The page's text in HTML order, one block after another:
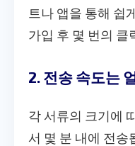
트나 앱을 통해 쉽
가입 후 몇 번의 클
2. 전송 속도는
각 서류의 크기에
서 몇 분 내에 전송